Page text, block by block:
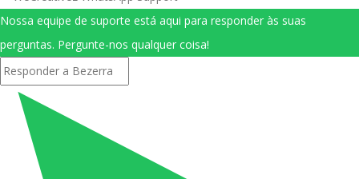
Nossa equipe de suporte está aqui para responder às suas
perguntas. Pergunte-nos qualquer coisa!